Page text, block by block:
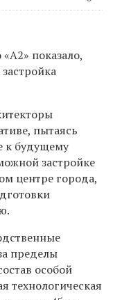
показало,
пытаясь
к будущему
застройке
центре города,
пределы
особой
технологическая